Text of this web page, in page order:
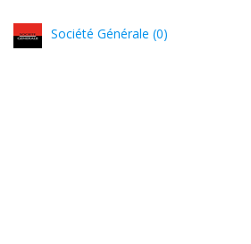
Société Générale (0)